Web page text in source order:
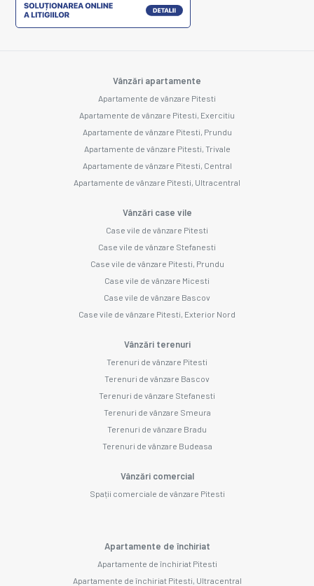
Vânzări apartamente
Apartamente de vânzare Pitesti
Apartamente de vânzare Pitesti, Exercitiu
Apartamente de vânzare Pitesti, Prundu
Apartamente de vânzare Pitesti, Trivale
Apartamente de vânzare Pitesti, Central
Apartamente de vânzare Pitesti, Ultracentral
Vânzări case vile
Case vile de vânzare Pitesti
Case vile de vânzare Stefanesti
Case vile de vânzare Pitesti, Prundu
Case vile de vânzare Micesti
Case vile de vânzare Bascov
Case vile de vânzare Pitesti, Exterior Nord
Vânzări terenuri
Terenuri de vânzare Pitesti
Terenuri de vânzare Bascov
Terenuri de vânzare Stefanesti
Terenuri de vânzare Smeura
Terenuri de vânzare Bradu
Terenuri de vânzare Budeasa
Vânzări comercial
Spații comerciale de vânzare Pitesti
Apartamente de închiriat
Apartamente de închiriat Pitesti
Apartamente de închiriat Pitesti, Ultracentral